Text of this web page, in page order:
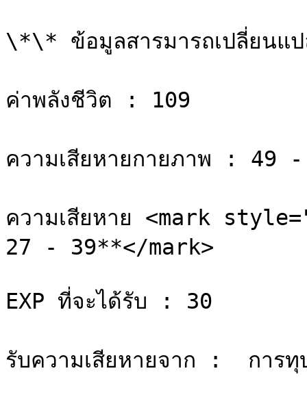
\*\* ข้อมูลสารมารถเปลี่ยนแป
ค่าพลังชีวิต : 109
ความเสียหายกายภาพ : 49
ความเสียหาย <mark
27 - 39**</mark>
EXP ที่จะได้รับ : 30
รับความเสียหายจาก :  การ